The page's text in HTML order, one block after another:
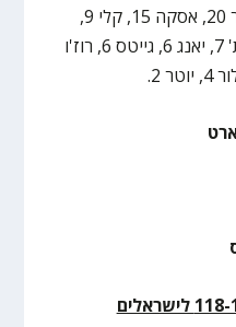
סלבי 23, קרוקר 20, אסקה 15, קלי 9,
ליונס 8, סוואן 7, דונטה סמית' 7, יאנג 6, גייטס 6, רוז'ו